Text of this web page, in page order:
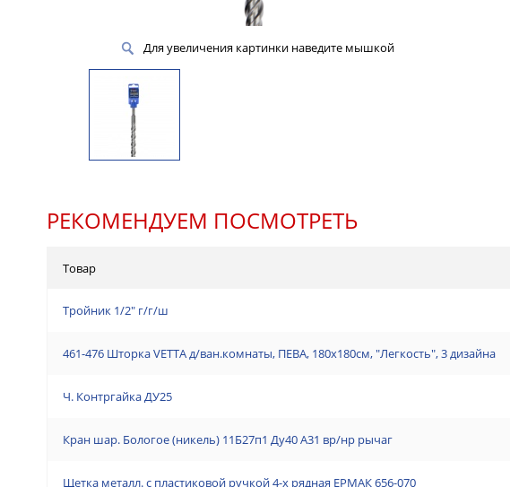
Для увеличения картинки наведите мышкой
РЕКОМЕНДУЕМ ПОСМОТРЕТЬ
Товар
Тройник 1/2" г/г/ш
461-476 Шторка VETTA д/ван.комнаты, ПЕВА, 180x180см, "Легкость", 3 дизайна
Ч. Контргайка ДУ25
Кран шар. Бологое (никель) 11Б27п1 Ду40 А31 вр/нр рычаг
Щетка металл. с пластиковой ручкой 4-х рядная ЕРМАК 656-070